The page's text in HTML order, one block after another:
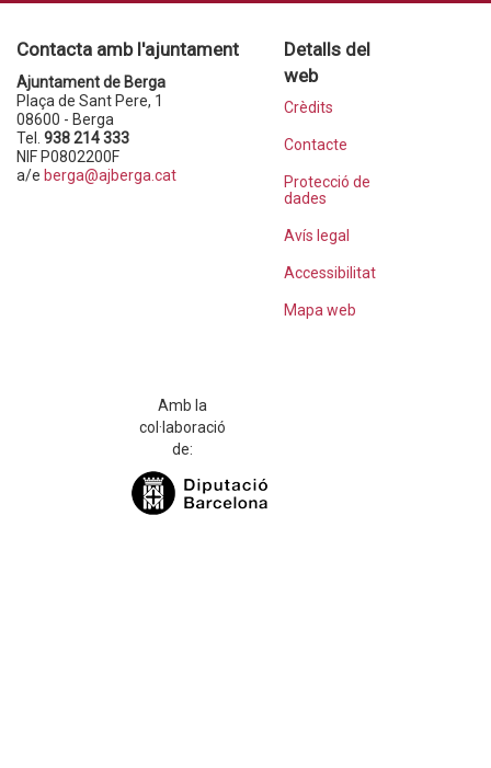
Contacta amb l'ajuntament
Ajuntament de Berga
Plaça de Sant Pere, 1
08600 - Berga
Tel. 938 214 333
NIF P0802200F
a/e berga@ajberga.cat
Detalls del
web
Crèdits
Contacte
Protecció de
dades
Avís legal
Accessibilitat
Mapa web
Amb la
col·laboració
de: